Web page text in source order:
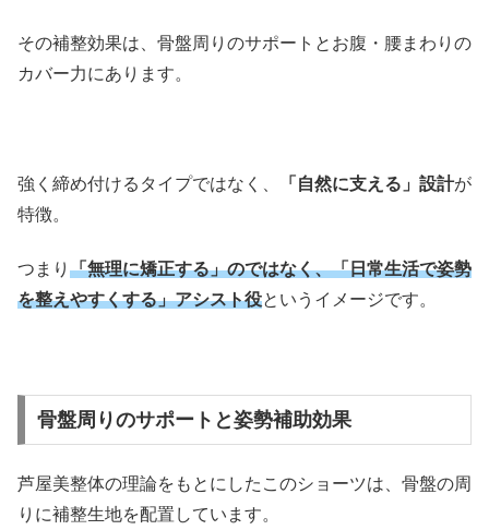
その補整効果は、骨盤周りのサポートとお腹・腰まわりの
カバー力にあります。
強く締め付けるタイプではなく、 「自然に支える」設計が
特徴。
つまり 「無理に矯正する」のではなく、「日常生活で姿勢
を整えやすくする」アシスト役というイメージです。
骨盤周りのサポートと姿勢補助効果
芦屋美整体の理論をもとにしたこのショーツは、骨盤の周
りに補整生地を配置しています。